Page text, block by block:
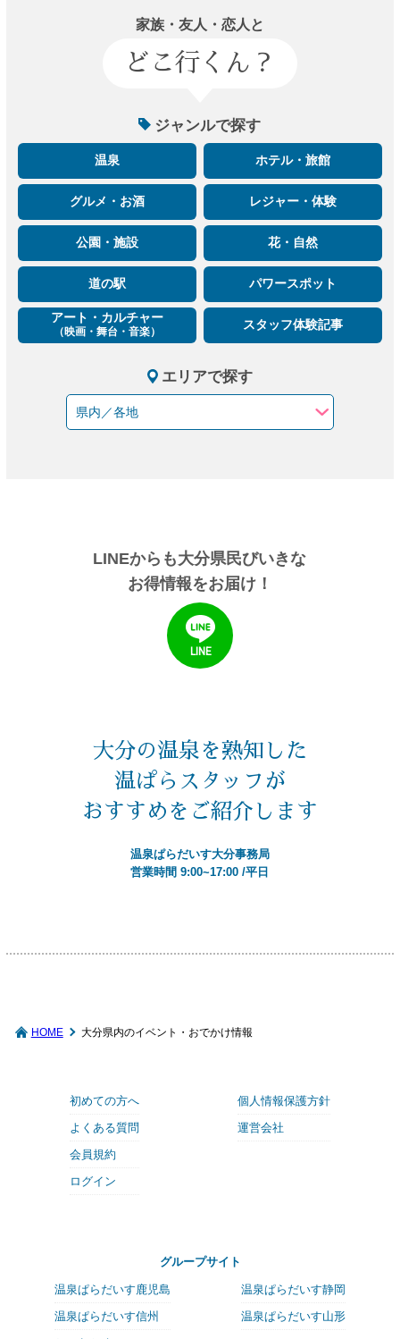
家族・友人・恋人と
どこ行くん？
ジャンルで探す
温泉 ホテル・旅館
グルメ・お酒 レジャー・体験
公園・施設 花・自然
道の駅 パワースポット
アート・カルチャー
（映画・舞台・音楽） スタッフ体験記事
エリアで探す
LINEからも大分県民びいきな
お得情報をお届け！
LINE
大分の温泉を熟知した
温ぱらスタッフが
おすすめをご紹介します
温泉ぱらだいす大分事務局
営業時間 9:00~17:00 /平日
HOME 大分県内のイベント・おでかけ情報
初めての方へ
よくある質問
会員規約
ログイン
個人情報保護方針
運営会社
グループサイト
温泉ぱらだいす鹿児島
温泉ぱらだいす信州
温泉ぱらだいす静岡
温泉ぱらだいす山形